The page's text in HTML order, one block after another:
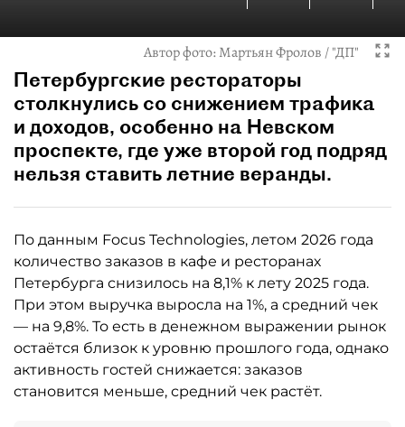
Автор фото:Мартьян Фролов / "ДП"
Петербургские рестораторы
столкнулись со снижением трафика
и доходов, особенно на Невском
проспекте, где уже второй год подряд
нельзя ставить летние веранды.
По данным Focus Technologies, летом 2026 года
количество заказов в кафе и ресторанах
Петербурга снизилось на 8,1% к лету 2025 года.
При этом выручка выросла на 1%, а средний чек
— на 9,8%. То есть в денежном выражении рынок
остаётся близок к уровню прошлого года, однако
активность гостей снижается: заказов
становится меньше, средний чек растёт.